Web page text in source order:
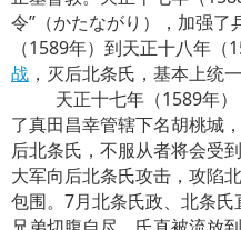
令”（かたながり），加强
（1589年）到天正十八年
战 ，灭后北条氏，基本上统一
天正十七年（1589年）
了真田昌幸管辖下名胡桃城
后北条氏，不服从者将会受
大军向后北条氏攻击，攻陷
包围。7月北条氏政、北条